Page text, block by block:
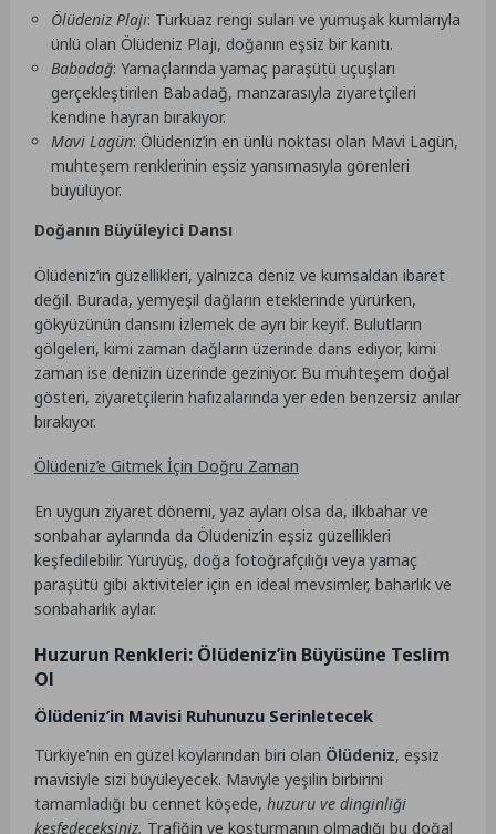
Ölüdeniz Plajı: Turkuaz rengi suları ve yumuşak kumlarıyla
ünlü olan Ölüdeniz Plajı, doğanın eşsiz bir kanıtı.
Babadağ: Yamaçlarında yamaç paraşütü uçuşları
gerçekleştirilen Babadağ, manzarasıyla ziyaretçileri
kendine hayran bırakıyor.
Mavi Lagün: Ölüdeniz’in en ünlü noktası olan Mavi Lagün,
muhteşem renklerinin eşsiz yansımasıyla görenleri
büyülüyor.
Doğanın Büyüleyici Dansı
Ölüdeniz’in güzellikleri, yalnızca deniz ve kumsaldan ibaret
değil. Burada, yemyeşil dağların eteklerinde yürürken,
gökyüzünün dansını izlemek de ayrı bir keyif. Bulutların
gölgeleri, kimi zaman dağların üzerinde dans ediyor, kimi
zaman ise denizin üzerinde geziniyor. Bu muhteşem doğal
gösteri, ziyaretçilerin hafızalarında yer eden benzersiz anılar
bırakıyor.
Ölüdeniz’e Gitmek İçin Doğru Zaman
En uygun ziyaret dönemi, yaz ayları olsa da, ilkbahar ve
sonbahar aylarında da Ölüdeniz’in eşsiz güzellikleri
keşfedilebilir. Yürüyüş, doğa fotoğrafçılığı veya yamaç
paraşütü gibi aktiviteler için en ideal mevsimler, baharlık ve
sonbaharlık aylar.
Huzurun Renkleri: Ölüdeniz’in Büyüsüne Teslim
Ol
Ölüdeniz’in Mavisi Ruhunuzu Serinletecek
Türkiye’nin en güzel koylarından biri olan Ölüdeniz, eşsiz
mavisiyle sizi büyüleyecek. Maviyle yeşilin birbirini
tamamladığı bu cennet köşede,huzuru ve dinginliği
keşfedeceksiniz. Trafiğin ve koşturmanın olmadığı bu doğal